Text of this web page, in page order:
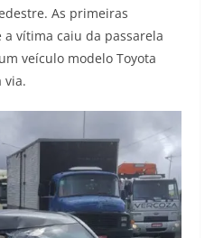
As primeiras
vítima caiu da passarela
veículo modelo Toyota
via.